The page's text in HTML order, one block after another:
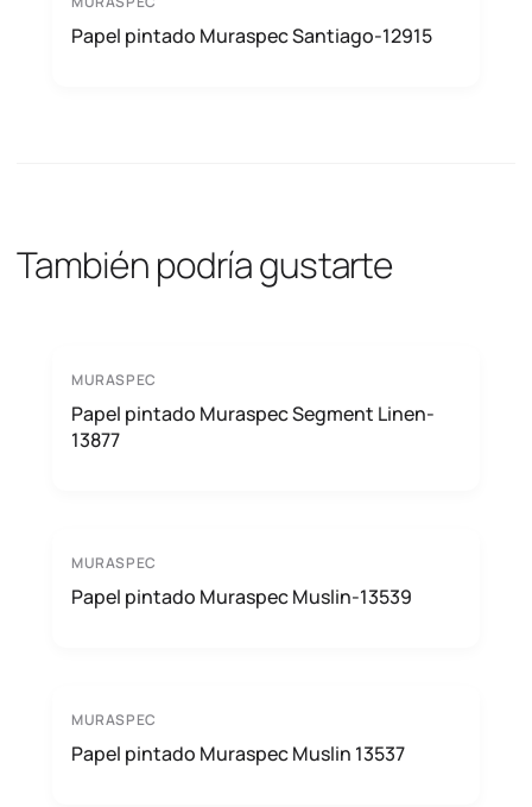
Papel pintado Muraspec Santiago-12915
También podría gustarte
MURASPEC
Papel pintado Muraspec Segment Linen-
13877
MURASPEC
Papel pintado Muraspec Muslin-13539
MURASPEC
Papel pintado Muraspec Muslin 13537